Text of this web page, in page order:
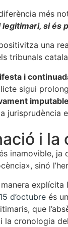
més
si és
una
tribunals
i
sigui
jurisprudència
i la
inamovible,
sinó
explícita
d’octubre és
que
la cronologia